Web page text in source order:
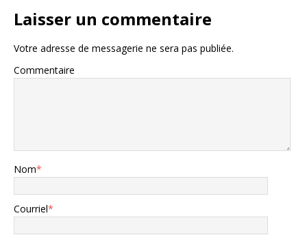
Laisser un commentaire
Votre adresse de messagerie ne sera pas publiée.
Commentaire
Nom*
Courriel*